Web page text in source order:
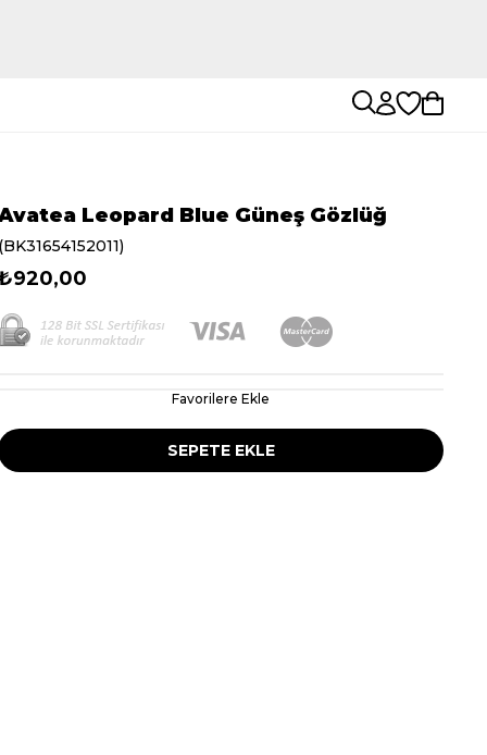
Leopard Blue Güneş Gözlüğ
(BK31654152011)
Favorilere Ekle